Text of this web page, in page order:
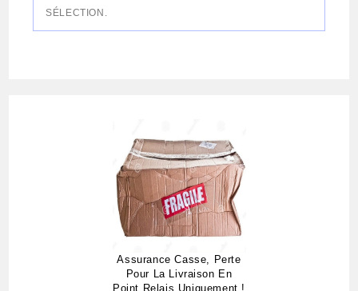
SÉLECTION.
Assurance Casse, Perte
Pour La Livraison En
Point Relais Uniquement !